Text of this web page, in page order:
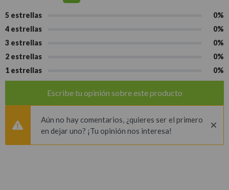
5 estrellas
0%
4 estrellas
0%
3 estrellas
0%
2 estrellas
0%
1 estrellas
0%
Escribe tu opinión sobre este producto
Aún no hay comentarios, ¿quieres ser el primero
en dejar uno? ¡Tu opinión nos interesa!